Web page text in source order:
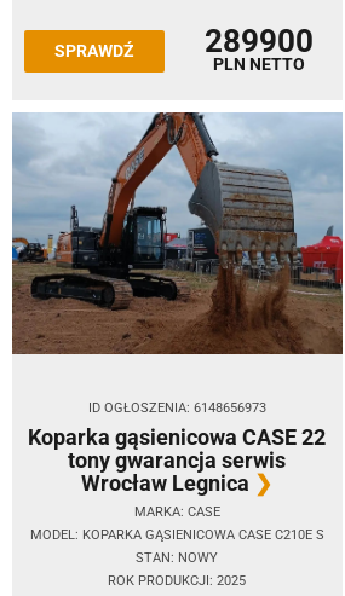
SPRAWDŹ 289900
PLN NETTO
ID OGŁOSZENIA: 6148656973
Koparka gąsienicowa CASE 22
tony gwarancja serwis
Wrocław Legnica
MARKA: CASE
MODEL: KOPARKA GĄSIENICOWA CASE C210E S
STAN: NOWY
ROK PRODUKCJI: 2025